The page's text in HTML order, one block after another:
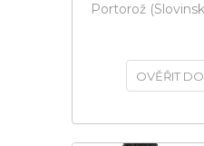
Portorož
OVĚŘIT